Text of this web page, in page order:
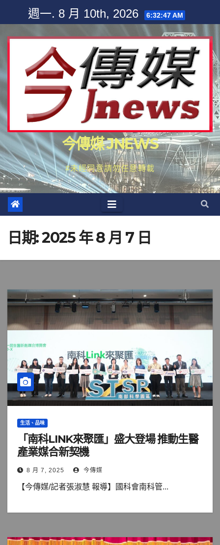
content
週一. 8 月 10th, 2026 6:32:49 AM
今傳媒 JNEWS
#未經同意請勿任意轉載
日期:2025 年 8 月 7 日
生活、品味
「南科LINK來聚匯」盛大登場 推動生醫
產業媒合新契機
8 月 7, 2025 今傳媒
【今傳媒/記者張淑慧 報導】國科會南科管...